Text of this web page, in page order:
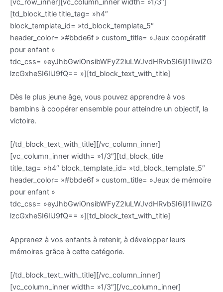
[td_block_title title_tag= »h4″
block_template_id= »td_block_template_5″
header_color= »#bbde6f » custom_title= »Jeux coopératif
pour enfant »
tdc_css= »eyJhbGwiOnsibWFyZ2luLWJvdHRvbSI6IjI1IiwiZG
lzcGxheSI6IiJ9fQ== »][td_block_text_with_title]
Dès le plus jeune âge, vous pouvez apprendre à vos
bambins à coopérer ensemble pour atteindre un objectif, la
victoire.
[/td_block_text_with_title][/vc_column_inner]
[vc_column_inner width= »1/3″][td_block_title
title_tag= »h4″ block_template_id= »td_block_template_5″
header_color= »#bbde6f » custom_title= »Jeux de mémoire
pour enfant »
tdc_css= »eyJhbGwiOnsibWFyZ2luLWJvdHRvbSI6IjI1IiwiZG
lzcGxheSI6IiJ9fQ== »][td_block_text_with_title]
Apprenez à vos enfants à retenir, à développer leurs
mémoires grâce à cette catégorie.
[/td_block_text_with_title][/vc_column_inner]
[vc_column_inner width= »1/3″][/vc_column_inner]